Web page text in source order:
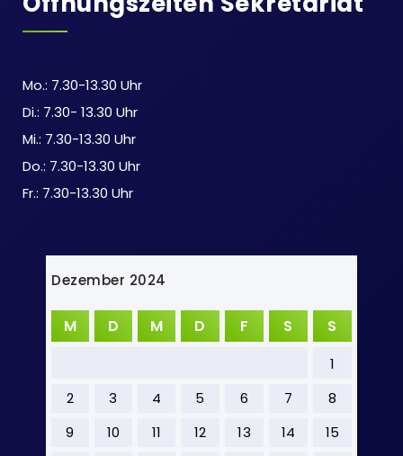
Mo.: 7.30-13.30 Uhr
Di.: 7.30- 13.30 Uhr
Mi.: 7.30-13.30 Uhr
Do.: 7.30-13.30 Uhr
Fr.: 7.30-13.30 Uhr
Dezember 2024
M D M D F S S
1
2
3 4 5 6 7
8
9
10 11 12 13 14
15